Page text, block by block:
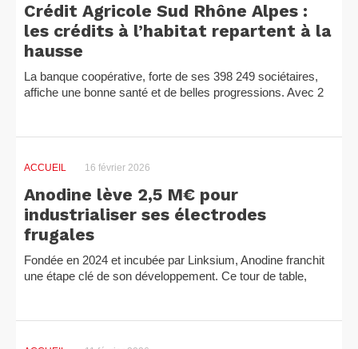
Crédit Agricole Sud Rhône Alpes :
les crédits à l’habitat repartent à la
hausse
La banque coopérative, forte de ses 398 249 sociétaires,
affiche une bonne santé et de belles progressions. Avec 2
ACCUEIL 16 février 2026
Anodine lève 2,5 M€ pour
industrialiser ses électrodes
frugales
Fondée en 2024 et incubée par Linksium, Anodine franchit
une étape clé de son développement. Ce tour de table,